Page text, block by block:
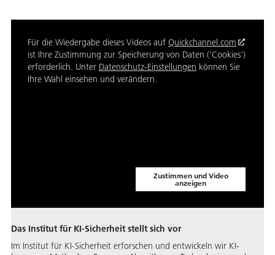
Für die Wiedergabe dieses Videos auf Quickchannel.com
ist Ihre Zustimmung zur Speicherung von Daten ('Cookies')
erforderlich. Unter Datenschutz-Einstellungen können Sie
Ihre Wahl einsehen und verändern.
Zustimmen und Video
anzeigen
Das Institut für KI-Sicherheit stellt sich vor
Im Institut für KI-Sicherheit erforschen und entwickeln wir KI-